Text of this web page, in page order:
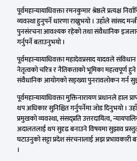
पूर्वमहान्यायाधिवक्ता रमनकुमार श्रेष्ठले प्रत्यक्ष
व्यवस्था हुनुपर्ने धारणा राख्नुभयो । उहाँले सांसद
पुनसंंरचना आवश्यक रहेको तथा संवैधानिक
गर्नुपर्ने बताउनुभयो ।
पूर्वमहान्यायाधिवक्ता महादेवप्रसाद यादवले संविधान
नेतृत्वको चरित्र र नैतिकताको भूमिका महत्वपूर्ण
संवैधानिक आयोगको सङ्ख्या पुनरावलोकन गर्न
पूर्वमहान्यायाधिवक्ता मुक्तिनारायण प्रधानले हाल
थप अधिकार सुनिश्चित गर्नुपर्नेमा जोड दिनुभयो ।
प्रमुखको व्यवस्था, संसद्प्रति उत्तरदायित्व,
अदालतलाई थप सुदृढ बनाउने विषयमा सुझाव
घटाउनुको सट्टा प्रदेश संरचनालाई अझ प्रभावकारी
।